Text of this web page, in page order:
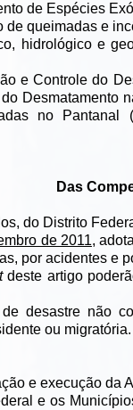
de Espécies
de queimadas e
hidrológico e
e Controle do
Desmatamento
no
Das
do Distrito
de 2011,
por acidentes e
deste artigo
desastre não
ou migratória.
e execução da
e os